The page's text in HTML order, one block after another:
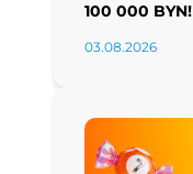
100 000 BYN!
03.08.2026